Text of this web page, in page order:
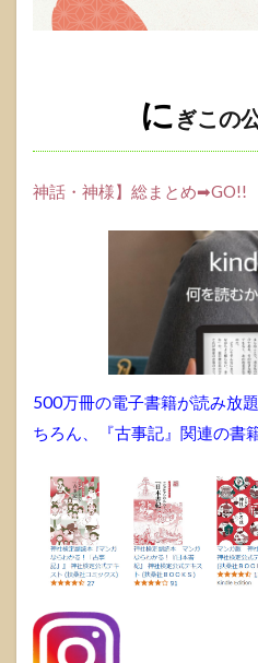
に ぎこの
神話・神様】総まとめ➡GO!!
500万冊の電子書籍が読み放
ちろん、『古事記』関連の書